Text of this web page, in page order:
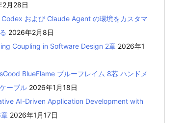
2月28日
および Claude Agent の環境をカスタマ
2026年2月8日
Coupling in Software Design 2章 2026年1
BlueFlame ブルーフレイム 8芯 ハンドメ
ーブル 2026年1月18日
AI-Driven Application Development with
2026年1月17日